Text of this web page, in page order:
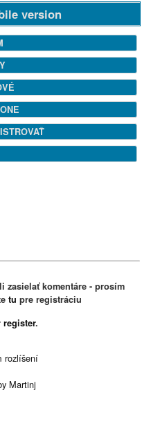
version
zasielať komentáre - prosím
tu pre registráciu
register.
rozlíšení
Martinj